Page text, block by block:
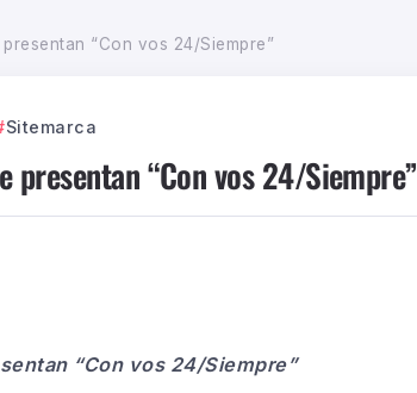
“Con vos 24/Siempre”
Sitemarca
presentan “Con vos 24/Siempre”
“Con vos 24/Siempre”